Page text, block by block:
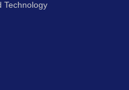
Technology